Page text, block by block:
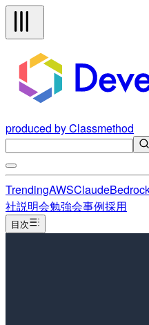
produced by Classmethod
TrendingAWSClaude
社説明会勉強会事例採用
目次